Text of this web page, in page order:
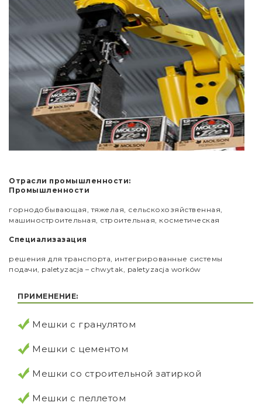
Отрасли промышленности:
Промышленности
горнодобывающая, тяжелая, сельскохозяйственная,
машиностроительная, строительная, косметическая
Специализазация
решения для транспорта, интегрированные системы
подачи, paletyzacja – chwytak, paletyzacja worków
ПРИМЕНЕНИЕ:
Мешки с гранулятом
Мешки с цементом
Мешки со строительной затиркой
Мешки с пеллетом